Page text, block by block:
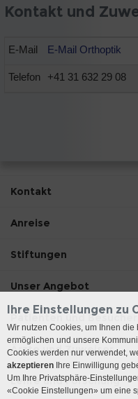
Kontakt und
E-Mail E-Mail Orthoptik
Telefon +41 31 632 29 08
Kontakt
Anreise
Stiftungen
Unser Angebot
Patienten und Besucher
Ärzte und Zuweiser
Lehre und Forschung
Ihre Einstellungen zu
Wir nutzen Cookies, um Ihnen
ermöglichen und unsere
Cookies werden nur verwendet,
akzeptieren Ihre Einwilligung
Um Ihre Privatsphäre-
«Cookie Einstellungen» um eine